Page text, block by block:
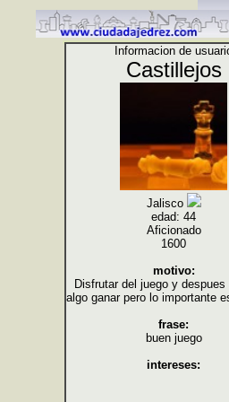
Informacion de
Castillejos
Jalisco
edad: 44
Aficionado
1600
motivo:
Disfrutar del juego y despues
algo ganar pero lo importante
frase:
buen juego
intereses: